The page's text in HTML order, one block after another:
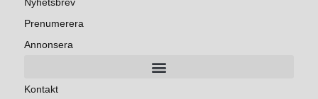
Prenumerera
Annonsera
Kontakt